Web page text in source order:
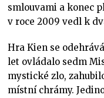
smlouvami a konec
v roce 2009 vedl k
Hra Kien se
let ovládalo sedm
mystické zlo,
místní chrámy.